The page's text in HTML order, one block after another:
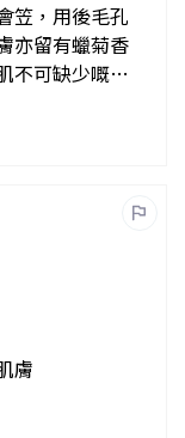
笠，用後毛孔
亦留有蠟菊香
不可缺少嘅奇
膚